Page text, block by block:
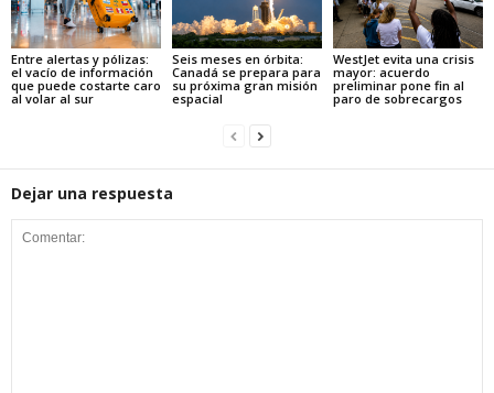
Entre alertas y pólizas:
el vacío de información
que puede costarte caro
al volar al sur
Seis meses en órbita:
Canadá se prepara para
su próxima gran misión
espacial
WestJet evita una crisis
mayor: acuerdo
preliminar pone fin al
paro de sobrecargos
Dejar una respuesta